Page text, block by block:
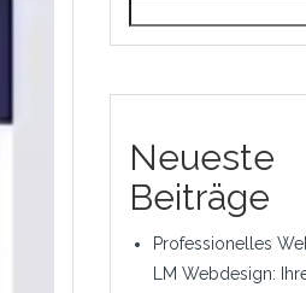
Neueste
Beiträge
Professionelles
LM Webdesign: